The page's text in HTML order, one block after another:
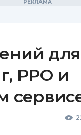
для
РРО и